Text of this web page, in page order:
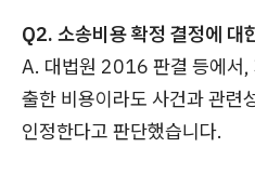
Q2. 소송비용 확정 결정에 대
A. 대법원 2016 판결 등에서,
출한 비용이라도 사건과 관련
인정한다고 판단했습니다.